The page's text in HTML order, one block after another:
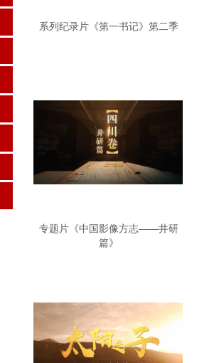
系列纪录片《第一书记》第二季
专题片《中国影像方志——井研
篇》